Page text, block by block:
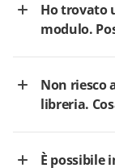
Ho trovato
modulo.
Non riesco
libreria.
È possibile